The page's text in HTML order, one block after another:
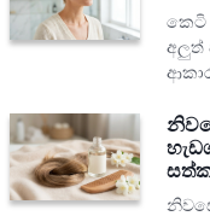
කෙටි
අලුත්